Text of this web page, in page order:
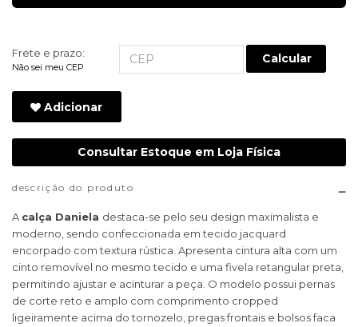
Frete e prazo:
Não sei meu CEP
Calcular
Adicionar
Consultar Estoque em Loja Física
descrição do produto
A calça Daniela destaca-se pelo seu design maximalista e
moderno, sendo confeccionada em tecido jacquard
encorpado com textura rústica. Apresenta cintura alta com um
cinto removível no mesmo tecido e uma fivela retangular preta,
permitindo ajustar e acinturar a peça. O modelo possui pernas
de corte reto e amplo com comprimento cropped
ligeiramente acima do tornozelo, pregas frontais e bolsos faca